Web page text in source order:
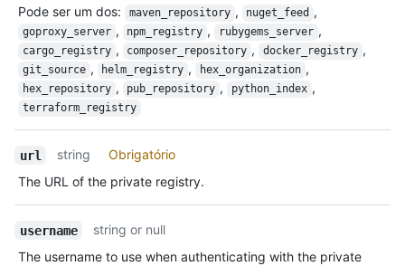
Pode ser um dos: maven_repository , nuget_feed ,
goproxy_server , npm_registry , rubygems_server ,
cargo_registry , composer_repository , docker_registry ,
git_source , helm_registry , hex_organization ,
hex_repository , pub_repository , python_index ,
terraform_registry
url string
Obrigatório
The URL of the private registry.
username
string or null
The username to use when authenticating with the private